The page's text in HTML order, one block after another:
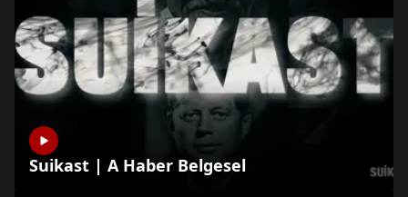
Suikast | A Haber Belgesel